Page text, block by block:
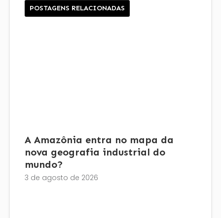
POSTAGENS RELACIONADAS
A Amazônia entra no mapa da
nova geografia industrial do
mundo?
3 de agosto de 2026